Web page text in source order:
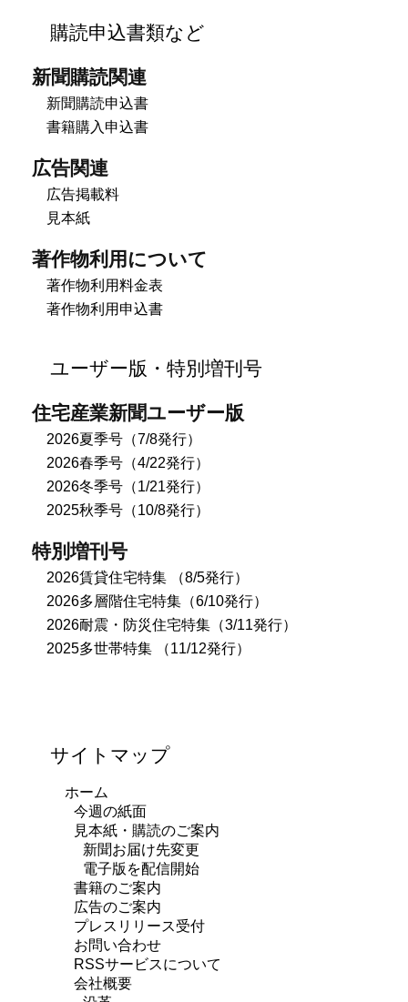
購読申込書類など
新聞購読関連
新聞購読申込書
書籍購入申込書
広告関連
広告掲載料
見本紙
著作物利用について
著作物利用料金表
著作物利用申込書
ユーザー版・特別増刊号
住宅産業新聞ユーザー版
2026夏季号（7/8発行）
2026春季号（4/22発行）
2026冬季号（1/21発行）
2025秋季号（10/8発行）
特別増刊号
2026賃貸住宅特集 （8/5発行）
2026多層階住宅特集（6/10発行）
2026耐震・防災住宅特集（3/11発行）
2025多世帯特集 （11/12発行）
サイトマップ
ホーム
今週の紙面
見本紙・購読のご案内
新聞お届け先変更
電子版を配信開始
書籍のご案内
広告のご案内
プレスリリース受付
お問い合わせ
RSSサービスについて
会社概要